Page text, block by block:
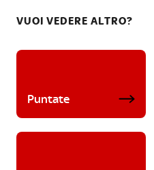
VUOI VEDERE ALTRO?
Puntate